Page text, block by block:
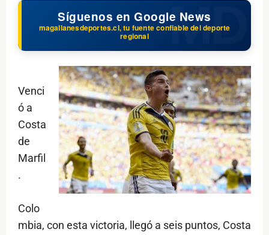
Síguenos en Google News
magallanesdeportes.cl, tu fuente confiable del deporte
regional
Venci
ó a
Costa
de
Marfil
.
Colo
mbia, con esta victoria, llegó a seis puntos, Costa